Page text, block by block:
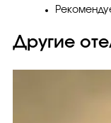
Другие